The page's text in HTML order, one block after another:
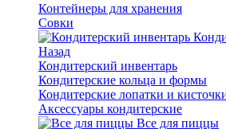
Контейнеры для хранения
Совки
Назад
Кондитерский инвентарь
Кондитерские кольца и формы
Кондитерские лопатки и
Аксессуары кондитерские
Все для пиццы